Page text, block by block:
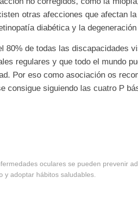
otras afecciones que afectan
diabética y la
80% de todas las discapacidades
regulares y que todo el mundo
Por eso como asociación os
consigue siguiendo las cuatro P
oculares se pueden prevenir
y adoptar hábitos saludables.